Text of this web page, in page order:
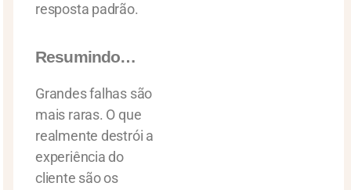
resposta padrão.
Resumindo…
Grandes falhas são
mais raras. O que
realmente destrói a
experiência do
cliente são os